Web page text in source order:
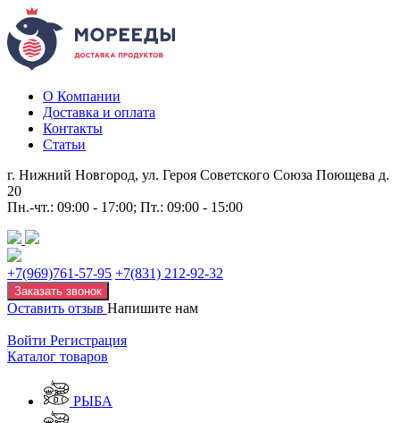
О Компании
Доставка и оплата
Контакты
Статьи
г. Нижний Новгород, ул. Героя Советского Союза Поющева д.
20
Пн.-чт.: 09:00 - 17:00; Пт.: 09:00 - 15:00
+7(969)761-57-95 +7(831) 212-92-32
Заказать звонок
Оставить отзыв Напишите нам
Войти Регистрация
Каталог товаров
РЫБА